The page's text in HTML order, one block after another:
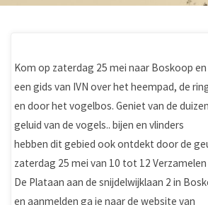
Kom op zaterdag 25 mei naar Boskoop
een gids van IVN over het heempad, de
en door het vogelbos. Geniet van de
geluid van de vogels.. bijen en vlinders
hebben dit gebied ook ontdekt door de
zaterdag 25 mei van 10 tot 12 Verzamelen
De Plataan aan de snijdelwijklaan 2 in
en aanmelden ga je naar de website van